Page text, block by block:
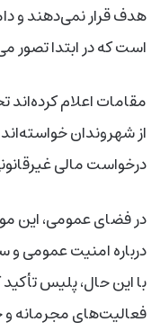
هدف قرار نمی‌دهند و
است که در ابتدا تصور
مقامات اعلام کرده‌اند
از شهروندان
درخواست مالی
در فضای عمومی، این
درباره امنیت
با این حال، پلیس تأکید
فعالیت‌های مجرمانه و